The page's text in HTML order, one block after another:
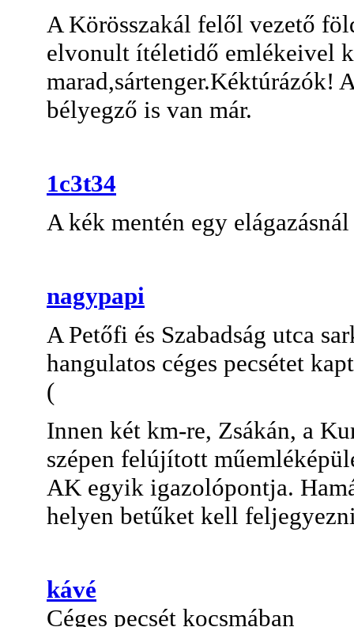
A Körösszakál felől vezető
elvonult ítéletidő emlékeivel
marad,sártenger.Kéktúrázók!
bélyegző is van már.
1c3t34
A kék mentén egy
nagypapi
A Petőfi és Szabadság utca
hangulatos céges pecsétet
(
Innen két km-re, Zsákán, a
szépen felújított
AK egyik igazolópontja.
helyen betűket kell
kávé
Céges pecsét kocsmában